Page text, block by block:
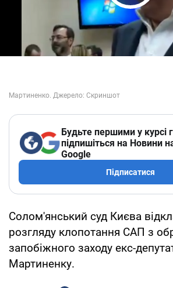
Будьте першими у курсі
підпишіться на Новини
Google
Підписатися
Солом'янський суд Києва
розгляду клопотання САП з
запобіжного заходу екс-
Мартиненку.